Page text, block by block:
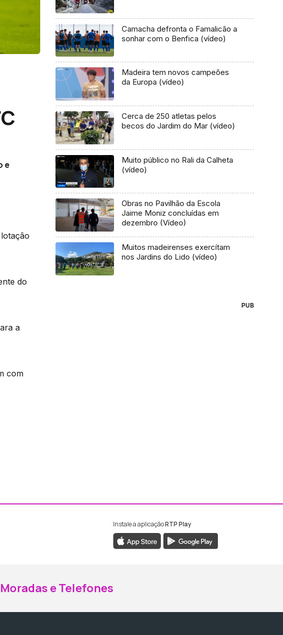
e
do
a
com
Camacha defronta o Famalicão a
sonhar com o Benfica (vídeo)
Madeira tem novos campeões
da Europa (vídeo)
Cerca de 250 atletas pelos
becos do Jardim do Mar (vídeo)
Muito público no Rali da Calheta
(vídeo)
Obras no Pavilhão da Escola
Jaime Moniz concluídas em
dezembro (Vídeo)
Muitos madeirenses exercítam
nos Jardins do Lido (vídeo)
PUB
ao Facebook da RTP Madeira
ao Instagram da RTP Madeira
Instale a aplicaçãoRTP Play
Moradas e Telefones